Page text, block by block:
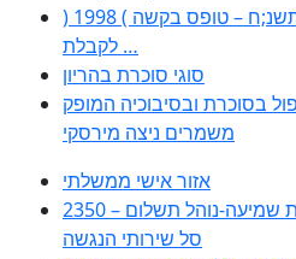
) 1998 ( לפי חוק חופש המידע התשנ;ח – טופס בקשה
לקבלת …
סוגי סוכרת בהריון
בסוכרת ובסיבוכיה המופק
משמרים ניצה מירסקי
אזור אישי ממשלתי
2350 – מידע לסטודנט עם לקות שמיעה-נוהל תשלום
סל שירותי הנגשה